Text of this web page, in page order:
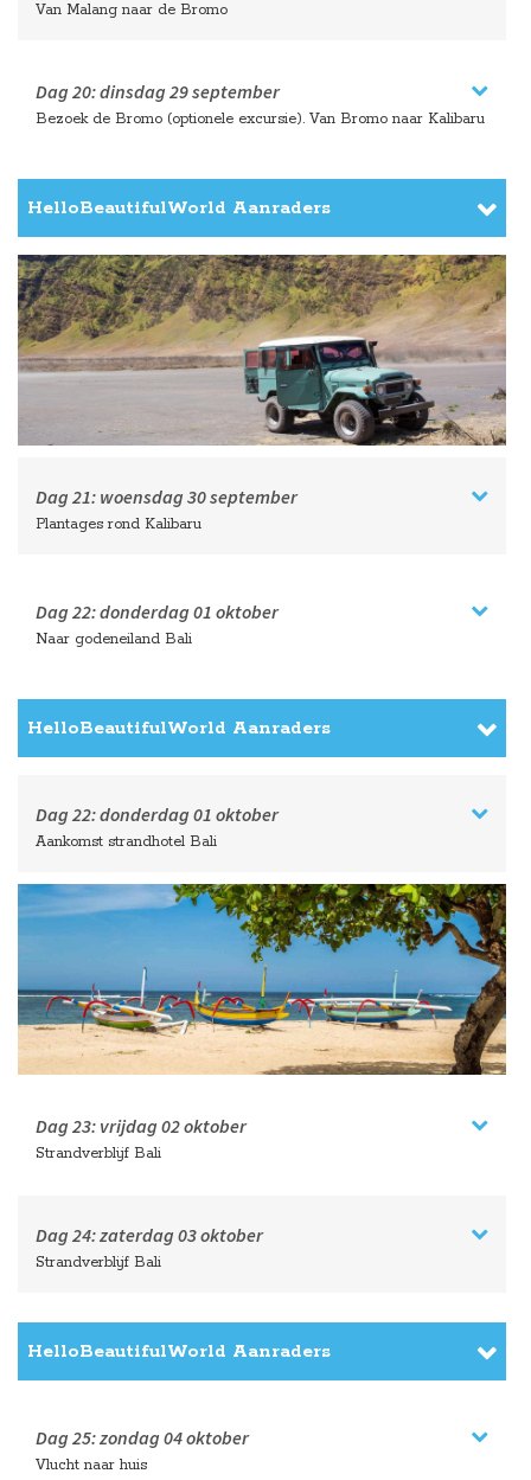
Van Malang naar de Bromo
Dag 20:dinsdag 29 september
Bezoek de Bromo (optionele excursie). Van Bromo naar Kalibaru
HelloBeautifulWorld Aanraders
Dag 21: woensdag 30 september
Plantages rond Kalibaru
Dag 22:donderdag 01 oktober
Naar godeneiland Bali
HelloBeautifulWorld Aanraders
Dag 22:donderdag 01 oktober
Aankomst strandhotel Bali
Dag 23: vrijdag 02 oktober
Strandverblijf Bali
Dag 24:zaterdag 03 oktober
Strandverblijf Bali
HelloBeautifulWorld Aanraders
Dag 25:zondag 04 oktober
Vlucht naar huis